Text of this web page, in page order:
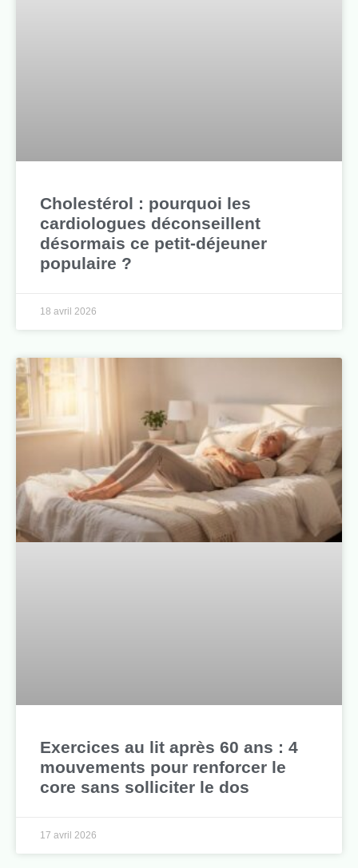
Cholestérol : pourquoi les
cardiologues déconseillent
désormais ce petit-déjeuner
populaire ?
18 avril 2026
Exercices au lit après 60 ans : 4
mouvements pour renforcer le
core sans solliciter le dos
17 avril 2026